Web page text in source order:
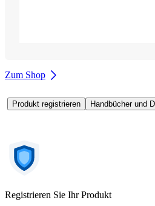
Zum Shop
Produkt registrieren Handbücher und
Registrieren Sie Ihr Produkt